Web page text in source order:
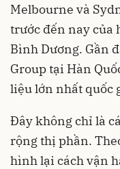
Melbourne và
trước đến nay của
Bình Dương. Gần
Group tại Hàn
liệu lớn nhất quốc
Đây không chỉ là
rộng thị phần.
hình lại cách vận